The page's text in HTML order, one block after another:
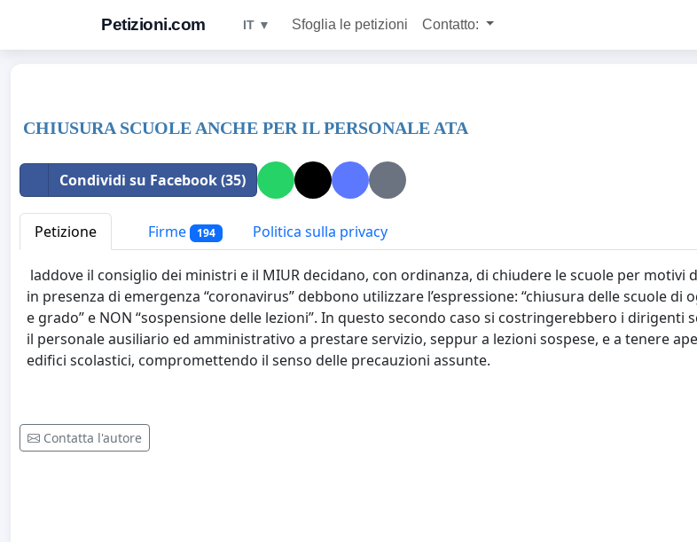
Petizioni.com IT ▼ Sfoglia le petizioni Contatto:
CHIUSURA SCUOLE ANCHE PER IL PERSONALE ATA
Condividi su Facebook (35)
Petizione Firme 194 Politica sulla privacy
laddove il consiglio dei ministri e il MIUR decidano, con ordinanza, di chiudere le scuole per motivi
in presenza di emergenza “coronavirus” debbono utilizzare l’espressione: “chiusura delle scuole di
e grado” e NON “sospensione delle lezioni”. In questo secondo caso si costringerebbero i dirigenti
il personale ausiliario ed amministrativo a prestare servizio, seppur a lezioni sospese, e a tenere
edifici scolastici, compromettendo il senso delle precauzioni assunte.
Contatta l'autore